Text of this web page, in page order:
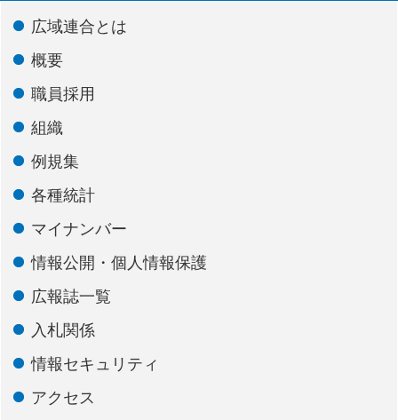
広域連合とは
概要
職員採用
組織
例規集
各種統計
マイナンバー
情報公開・個人情報保護
広報誌一覧
入札関係
情報セキュリティ
アクセス